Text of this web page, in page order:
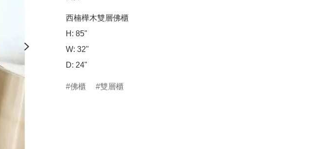
西楠樺木雙層佛櫃
H: 85"
W: 32"
佛櫃 雙層櫃